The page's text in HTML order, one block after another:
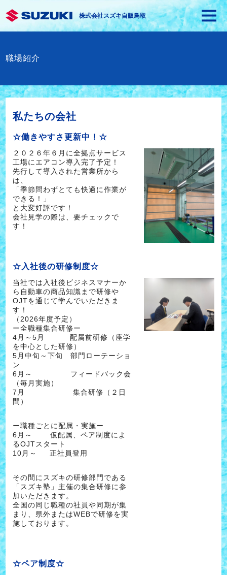
株式会社スズキ自販鳥取
職場紹介
私たちの会社
☆働きやすさ更新中！☆
２０２６年６月に全拠点サービス
工場にエアコン導入完了予定！
先行して導入された営業所から
は、
「季節問わずとても快適に作業が
できる！」
と大変好評です！
会社見学の際は、要チェックで
す！
☆入社後の研修制度☆
当社では入社後ビジネスマナーか
ら自動車の商品知識まで研修や
OJTを通じて学んでいただきま
す！
（2026年度予定）
ー全職種集合研修ー
4月～5月 配属前研修（座学
を中心とした研修）
5月中旬～下旬 部門ローテーショ
ン
6月～ フィードバック会
（毎月実施）
7月 集合研修（２日
間）
ー職種ごとに配属・実施ー
6月～ 仮配属、ペア制度によ
るOJTスタート
10月～ 正社員登用
その間にスズキの研修部門である
「スズキ塾」主催の集合研修に参
加いただきます。
全国の同じ職種の社員や同期が集
まり、県外またはWEBで研修を実
施しております。
☆ペア制度☆